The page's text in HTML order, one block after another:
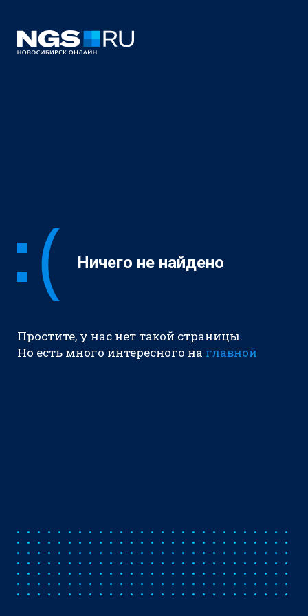
Ничего не найдено
Простите, у нас нет такой страницы.
Но есть много интересного на главной